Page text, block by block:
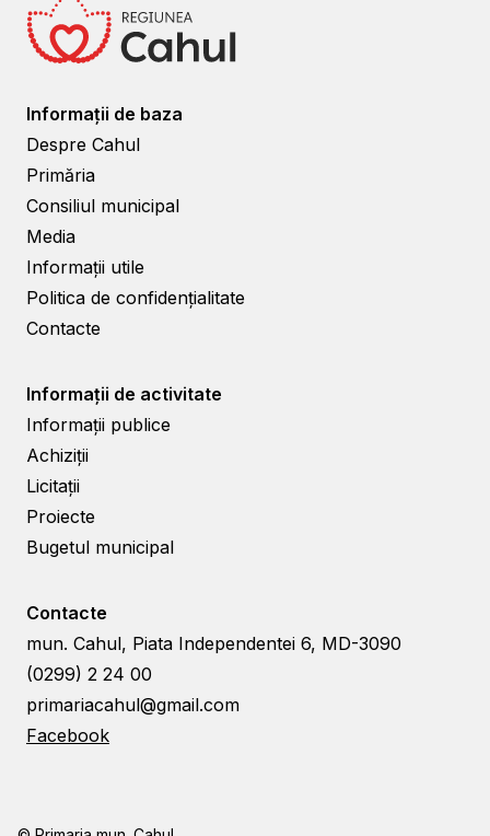
Informații de baza
Despre Cahul
Primăria
Consiliul municipal
Media
Informații utile
Politica de confidențialitate
Contacte
Informații de activitate
Informații publice
Achiziții
Licitații
Proiecte
Bugetul municipal
Contacte
mun. Cahul, Piata Independentei 6, MD-3090
(0299) 2 24 00
primariacahul@gmail.com
Facebook